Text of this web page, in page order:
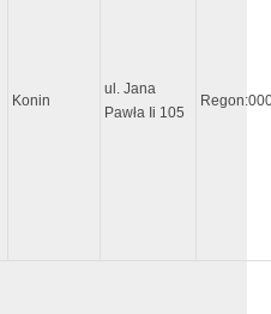
Konin
ul. Jana
Pawła Ii 105